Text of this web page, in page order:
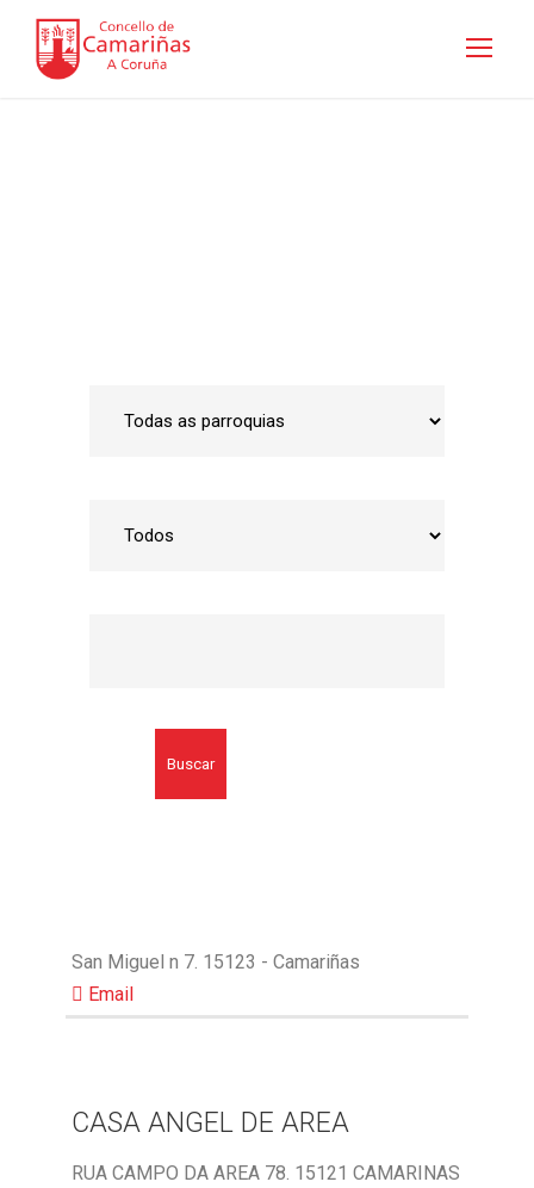
Buscar
San Miguel n 7. 15123 - Camariñas
Email
CASA ANGEL DE AREA
RUA CAMPO DA AREA 78. 15121 CAMARINAS